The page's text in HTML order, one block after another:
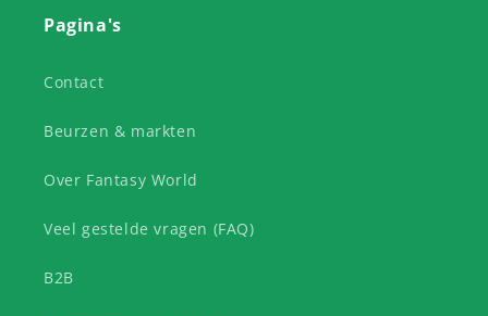
Pagina's
Contact
Beurzen & markten
Over Fantasy World
Veel gestelde vragen (FAQ)
B2B